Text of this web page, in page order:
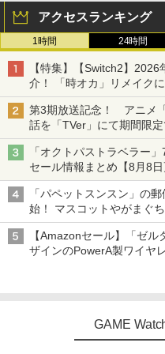
アクセスランキング
1時間 24時間
【特集】【Switch2】
介！ 「時オカ」リメイク
第3期放送記念！ アニメ
話を「TVer」にて期間限
「オクトパストラベラー
セール情報まとめ【8月8日
ニンテンドーeショップで
「パペットスンスン」の
始！ マスコットやがまぐ
【Amazonセール】「ゼ
ザインのPowerA製ワイヤ
GAME